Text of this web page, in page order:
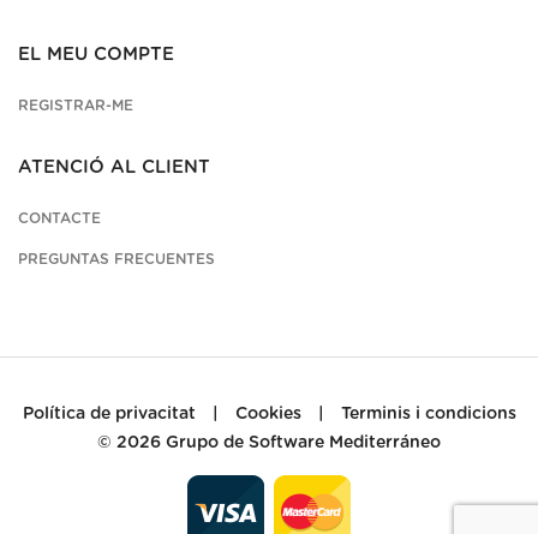
EL MEU COMPTE
REGISTRAR-ME
ATENCIÓ AL CLIENT
CONTACTE
PREGUNTAS FRECUENTES
Política de privacitat Cookies
Terminis i condicions
© 2026 Grupo de Software Mediterráneo